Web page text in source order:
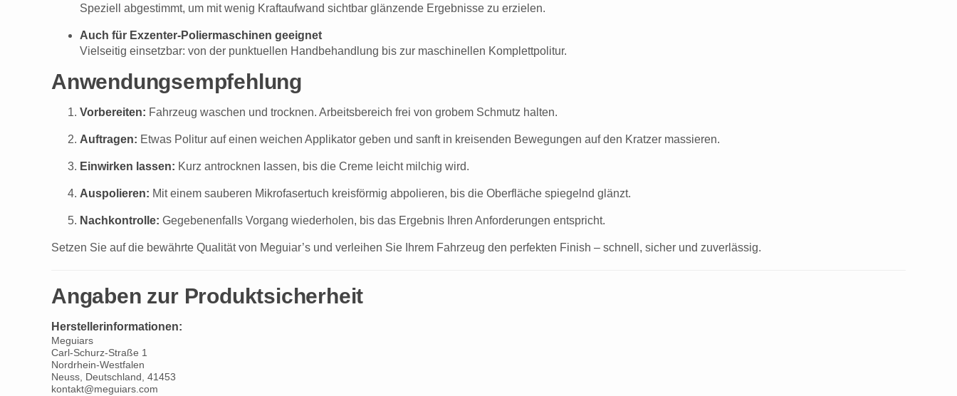
Speziell abgestimmt, um mit wenig Kraftaufwand sichtbar glänzende Ergebnisse zu erzielen.
Auch für Exzenter-Poliermaschinen geeignet
Vielseitig einsetzbar: von der punktuellen Handbehandlung bis zur maschinellen Komplettpolitur.
Anwendungsempfehlung
Vorbereiten: Fahrzeug waschen und trocknen. Arbeitsbereich frei von grobem Schmutz halten.
Auftragen: Etwas Politur auf einen weichen Applikator geben und sanft in kreisenden Bewegungen auf den Kratzer massieren.
Einwirken lassen: Kurz antrocknen lassen, bis die Creme leicht milchig wird.
Auspolieren: Mit einem sauberen Mikrofasertuch kreisförmig abpolieren, bis die Oberfläche spiegelnd glänzt.
Nachkontrolle: Gegebenenfalls Vorgang wiederholen, bis das Ergebnis Ihren Anforderungen entspricht.
Setzen Sie auf die bewährte Qualität von Meguiar’s und verleihen Sie Ihrem Fahrzeug den perfekten Finish – schnell, sicher und zuverlässig.
Angaben zur Produktsicherheit
Herstellerinformationen:
Meguiars
Carl-Schurz-Straße 1
Nordrhein-Westfalen
Neuss, Deutschland, 41453
kontakt@meguiars.com